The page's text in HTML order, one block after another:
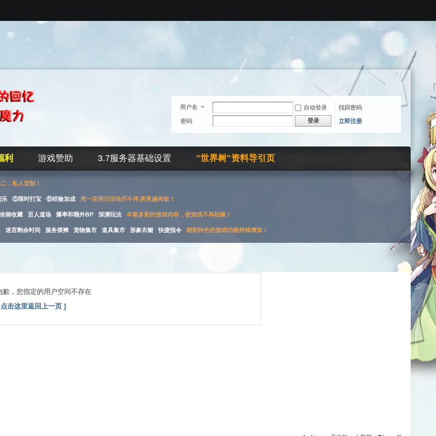
用户名 自动登录
找回密码
密码
登录 立即注册
利 游戏赞助 3.7服务器基础设置 "世界树"资料导引页
，私人定制！
⑤限时打宝 ⑥经验加成 周一至周日活动开不停,夜夜越有歌！
坐骑收藏 百人道场 爆率和额外BP 深渊玩法 丰富多彩的游戏内容，使游戏不再枯燥！
迷宫剩余时间 服务摆摊 宠物集市 道具集市 形象衣橱 快捷指令 精彩特色的游戏功能持续增加！
歉，您指定的用户空间不存在
击这里返回上一页 ]